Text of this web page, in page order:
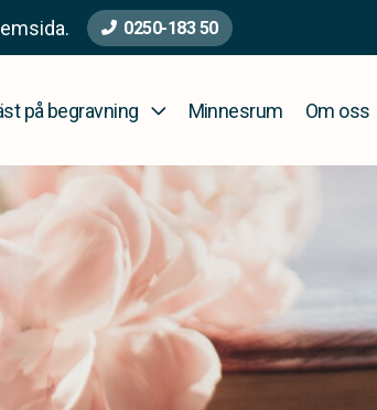
0250-183 50
på begravning Minnesrum Om oss